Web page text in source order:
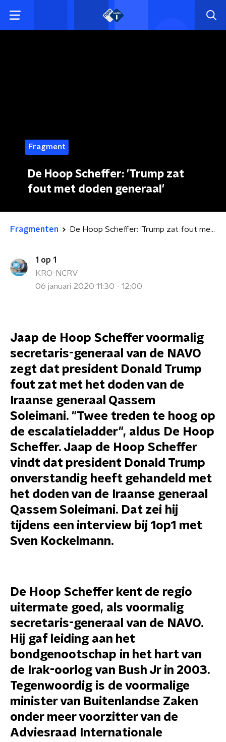
Fragment
De Hoop Scheffer: 'Trump zat
fout met doden generaal'
Fragmenten De Hoop Scheffer: 'Trump zat fout met doden generaal'
1 op 1
KRO-NCRV
06 januari 2020 11:30 - 12:00
Jaap de Hoop Scheffer voormalig
secretaris-generaal van de NAVO
zegt dat president Donald Trump
fout zat met het doden van de
Iraanse generaal Qassem
Soleimani. "Twee treden te hoog op
de escalatieladder", aldus De Hoop
Scheffer. Jaap de Hoop Scheffer
vindt dat president Donald Trump
onverstandig heeft gehandeld met
het doden van de Iraanse generaal
Qassem Soleimani. Dat zei hij
tijdens een interview bij 1op1 met
Sven Kockelmann.
De Hoop Scheffer kent de regio
uitermate goed, als voormalig
secretaris-generaal van de NAVO.
Hij gaf leiding aan het
bondgenootschap in het hart van
de Irak-oorlog van Bush Jr in 2003.
Tegenwoordig is de voormalige
minister van Buitenlandse Zaken
onder meer voorzitter van de
Adviesraad Internationale